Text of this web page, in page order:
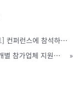
[2022 클린에어엑스포] [컨퍼런스 등록 이벤트] 컨퍼런스에 참석하신 분들께 현장 추첨을 통해 선물을 드립니다!
[2022년 지원사업] (부천시) 국내 전시(박람)회 개별 참가업체 지원사업 모집(~3/4까지)
»